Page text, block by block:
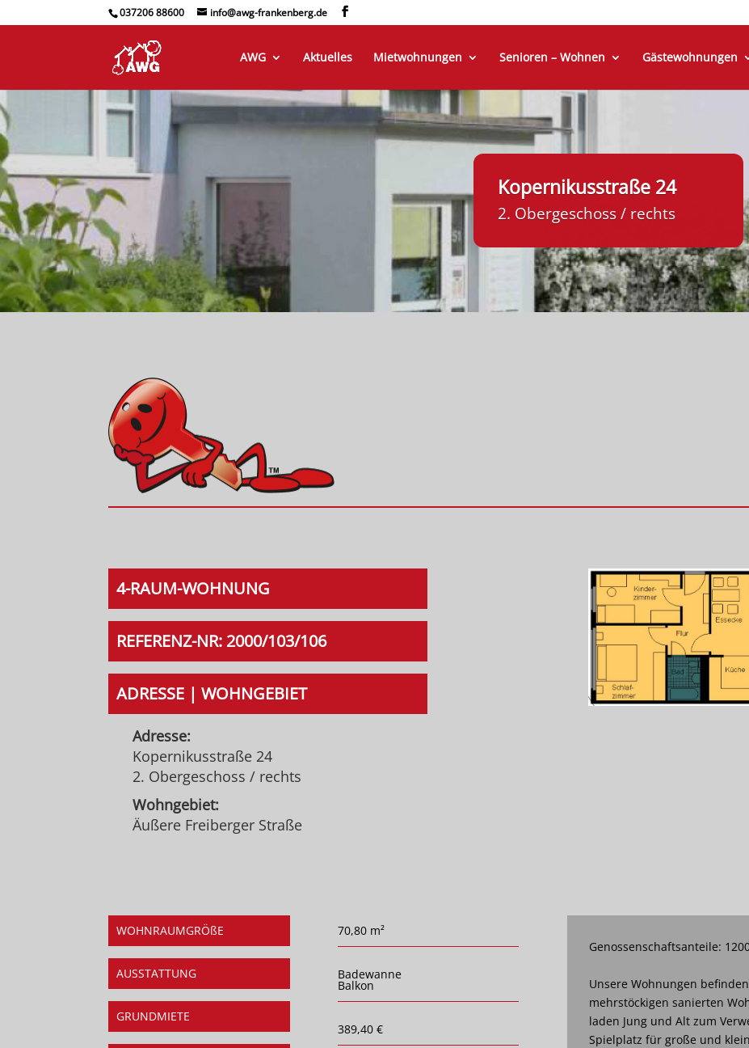
037206 88600 info@awg-frankenberg.de
AWG Aktuelles Mietwohnungen Senioren – Wohnen Gästewohnungen
Kopernikusstraße 24
2. Obergeschoss / rechts
4-RAUM-WOHNUNG
REFERENZ-NR: 2000/103/106
ADRESSE | WOHNGEBIET
Adresse:
Kopernikusstraße 24
2. Obergeschoss / rechts
Wohngebiet:
Äußere Freiberger Straße
WOHNRAUMGRÖßE
AUSSTATTUNG
GRUNDMIETE
70,80 m²
Badewanne
Balkon
389,40 €
Genossenschaftsanteile:
Unsere Wohnungen
mehrstöckigen sanierten
laden Jung und Alt zum
Spielplatz für große und